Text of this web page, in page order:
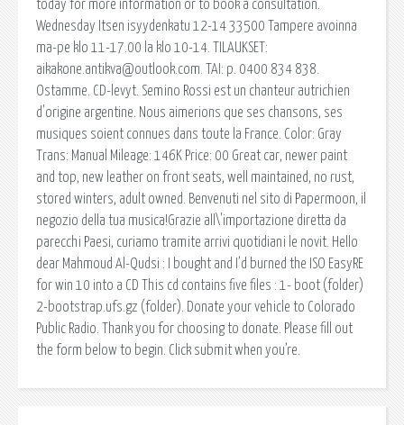
today for more information or to book a consultation.
Wednesday Itsen isyydenkatu 12-14 33500 Tampere avoinna
ma-pe klo 11-17.00 la klo 10-14. TILAUKSET:
aikakone.antikva@outlook.com. TAI: p. 0400 834 838.
Ostamme. CD-levyt. Semino Rossi est un chanteur autrichien
d'origine argentine. Nous aimerions que ses chansons, ses
musiques soient connues dans toute la France. Color: Gray
Trans: Manual Mileage: 146K Price: 00 Great car, newer paint
and top, new leather on front seats, well maintained, no rust,
stored winters, adult owned. Benvenuti nel sito di Papermoon, il
negozio della tua musica!Grazie all\'importazione diretta da
parecchi Paesi, curiamo tramite arrivi quotidiani le novit. Hello
dear Mahmoud Al-Qudsi : I bought and I’d burned the ISO EasyRE
for win 10 into a CD This cd contains five files : 1- boot (folder)
2-bootstrap.ufs.gz (folder). Donate your vehicle to Colorado
Public Radio. Thank you for choosing to donate. Please fill out
the form below to begin. Click submit when you’re.